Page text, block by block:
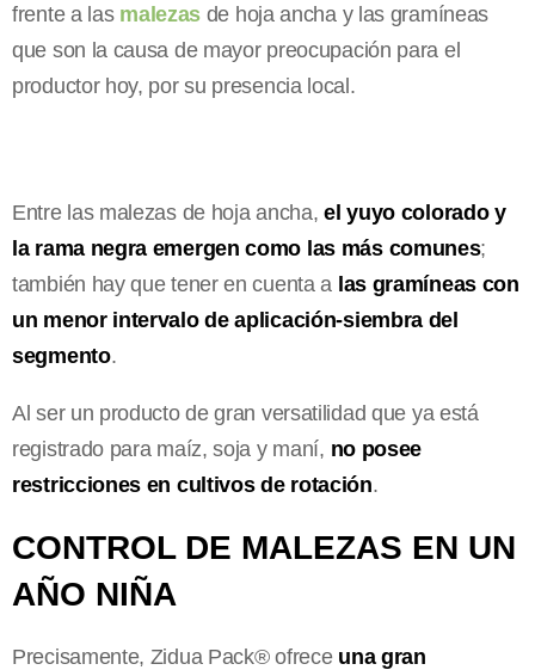
frente a las malezas de hoja ancha y las gramíneas
que son la causa de mayor preocupación para el
productor hoy, por su presencia local.
Entre las malezas de hoja ancha,el yuyo colorado y
la rama negra emergen como las más comunes;
también hay que tener en cuenta a las gramíneas con
un menor intervalo de aplicación-siembra del
segmento.
Al ser un producto de gran versatilidad que ya está
registrado para maíz, soja y maní, no posee
restricciones en cultivos de rotación.
CONTROL DE MALEZAS EN UN
AÑO NIÑA
Precisamente, Zidua Pack® ofrece una gran